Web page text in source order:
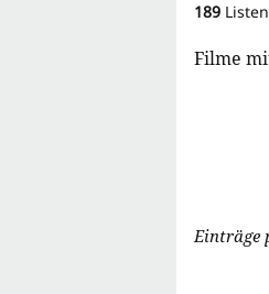
189
Filme
Einträge